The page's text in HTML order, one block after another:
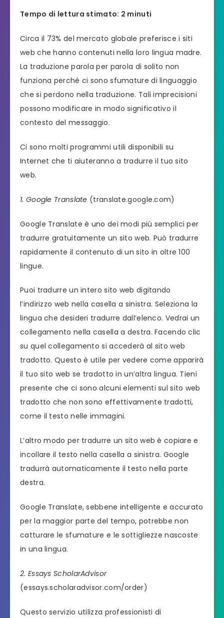
Tempo di lettura stimato: 2 minuti
Circa il 73% del mercato globale preferisce i siti
web che hanno contenuti nella loro lingua madre.
La traduzione parola per parola di solito non
funziona perché ci sono sfumature di linguaggio
che si perdono nella traduzione. Tali imprecisioni
possono modificare in modo significativo il
contesto del messaggio.
Ci sono molti programmi utili disponibili su
Internet che ti aiuteranno a tradurre il tuo sito
web.
1. Google Translate (translate.google.com)
Google Translate è uno dei modi più semplici per
tradurre gratuitamente un sito web. Può tradurre
rapidamente il contenuto di un sito in oltre 100
lingue.
Puoi tradurre un intero sito web digitando
l’indirizzo web nella casella a sinistra. Seleziona la
lingua che desideri tradurre dall’elenco. Vedrai un
collegamento nella casella a destra. Facendo clic
su quel collegamento si accederà al sito web
tradotto. Questo è utile per vedere come apparirà
il tuo sito web se tradotto in un’altra lingua. Tieni
presente che ci sono alcuni elementi sul sito web
tradotto che non sono effettivamente tradotti,
come il testo nelle immagini.
L’altro modo per tradurre un sito web è copiare e
incollare il testo nella casella a sinistra. Google
tradurrà automaticamente il testo nella parte
destra.
Google Translate, sebbene intelligente e accurato
per la maggior parte del tempo, potrebbe non
catturare le sfumature e le sottigliezze nascoste
in una lingua.
2. Essays ScholarAdvisor
(essays.scholaradvisor.com/order)
Questo servizio utilizza professionisti di